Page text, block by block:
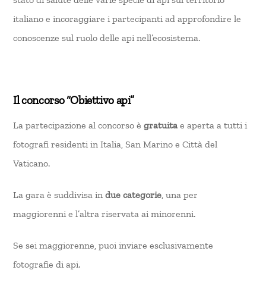
italiano e incoraggiare i partecipanti ad approfondire le
conoscenze sul ruolo delle api nell’ecosistema.
Il concorso “Obiettivo api”
La partecipazione al concorso ègratuita e aperta a tutti i
fotografi residenti in Italia, San Marino e Città del
Vaticano.
La gara è suddivisa indue categorie, una per
maggiorenni e l’altra riservata ai minorenni.
Se sei maggiorenne, puoi inviare esclusivamente
fotografie di api.